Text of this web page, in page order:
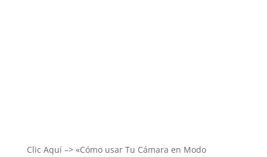
Clic Aquí –> «Cómo usar Tu Cámara en Modo